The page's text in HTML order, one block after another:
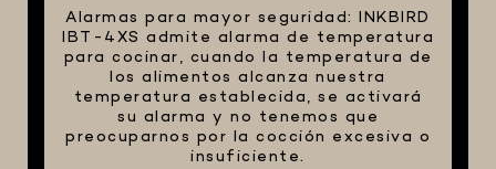
Alarmas para mayor seguridad: INKBIRD
IBT-4XS admite alarma de temperatura
para cocinar, cuando la temperatura de
los alimentos alcanza nuestra
temperatura establecida, se activará
su alarma y no tenemos que
preocuparnos por la cocción excesiva o
insuficiente.